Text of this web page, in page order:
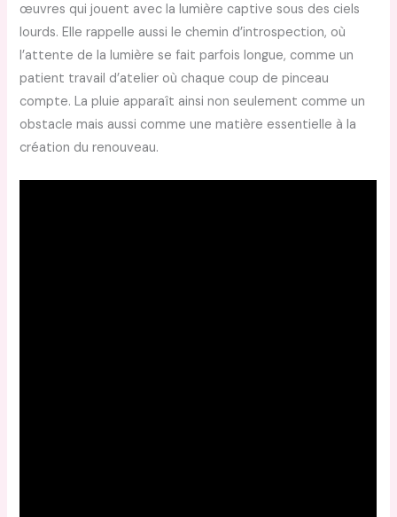
œuvres qui jouent avec la lumière captive sous des ciels
lourds. Elle rappelle aussi le chemin d’introspection, où
l’attente de la lumière se fait parfois longue, comme un
patient travail d’atelier où chaque coup de pinceau
compte. La pluie apparaît ainsi non seulement comme un
obstacle mais aussi comme une matière essentielle à la
création du renouveau.